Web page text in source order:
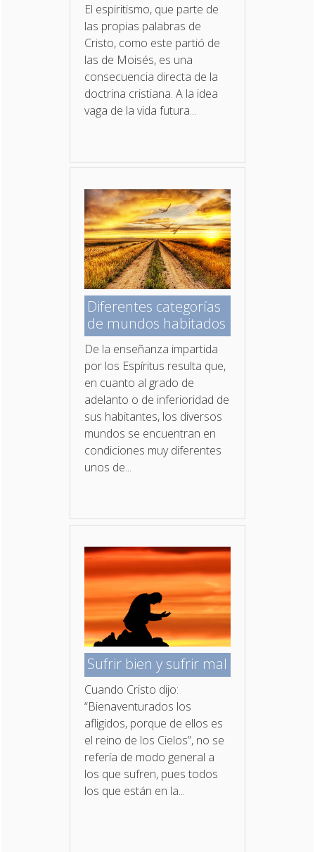
El espiritismo, que parte de
las propias palabras de
Cristo, como este partió de
las de Moisés, es una
consecuencia directa de la
doctrina cristiana. A la idea
vaga de la vida futura...
Diferentes categorías
de mundos habitados
De la enseñanza impartida
por los Espíritus resulta que,
en cuanto al grado de
adelanto o de inferioridad de
sus habitantes, los diversos
mundos se encuentran en
condiciones muy diferentes
unos de...
Sufrir bien y sufrir mal
Cuando Cristo dijo:
“Bienaventurados los
afligidos, porque de ellos es
el reino de los Cielos”, no se
refería de modo general a
los que sufren, pues todos
los que están en la...